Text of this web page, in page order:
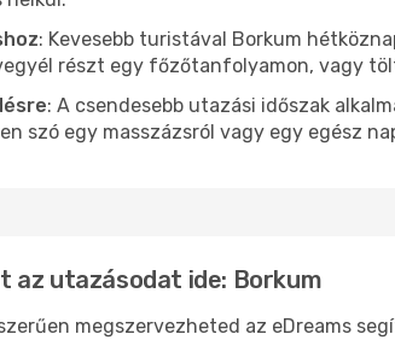
: Kevesebb turistával Borkum
részt egy főzőtanfolyamon, vagy
: A csendesebb utazási időszak
szó egy masszázsról vagy egy egész
az utazásodat ide: Borkum
megszervezheted az eDreams